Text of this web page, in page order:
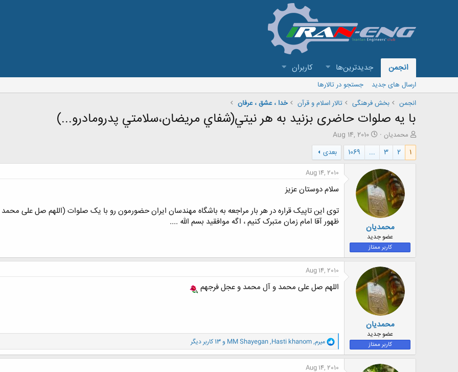
انجمن جدیدترین‌ها کاربران
ارسال های جدید
جستجو در تالارها
انجمن
بخش فرهنگی تالار اسلام و قرآن خدا ، عشق ، عرفان
با یه صلوات حاضری بزنید به هر نيتي(شفاي مريضان،سلامتي پدرومادرو...)
ش
ر
ع
و
ع
محمدیان
ت
ا
ی
خ
ش
ر
و
ع
Aug 14, 2010
1
2
3
...
1069 بعدی
محمدیان
عضو جدید
کاربر ممتاز
Aug 14, 2010
سلام دوستان عزیز
توی این تاپیک قراره در هر بار مراجعه به باشگاه مهندسان ایران حضورمون رو با یک صلوات (اللهم صل علی
ظهور آقا امام زمان متبرک کنیم ، اگه موافقید بسم الله ....
محمدیان
عضو جدید
کاربر ممتاز
Aug 14, 2010
اللهم صل علی محمد و آل محمد و عجل فرجهم
و
ا
ک
ن
میرم,
Hasti khanom
,
MM Shayegan و 13 کاربر دیگر
Aug 14, 2010